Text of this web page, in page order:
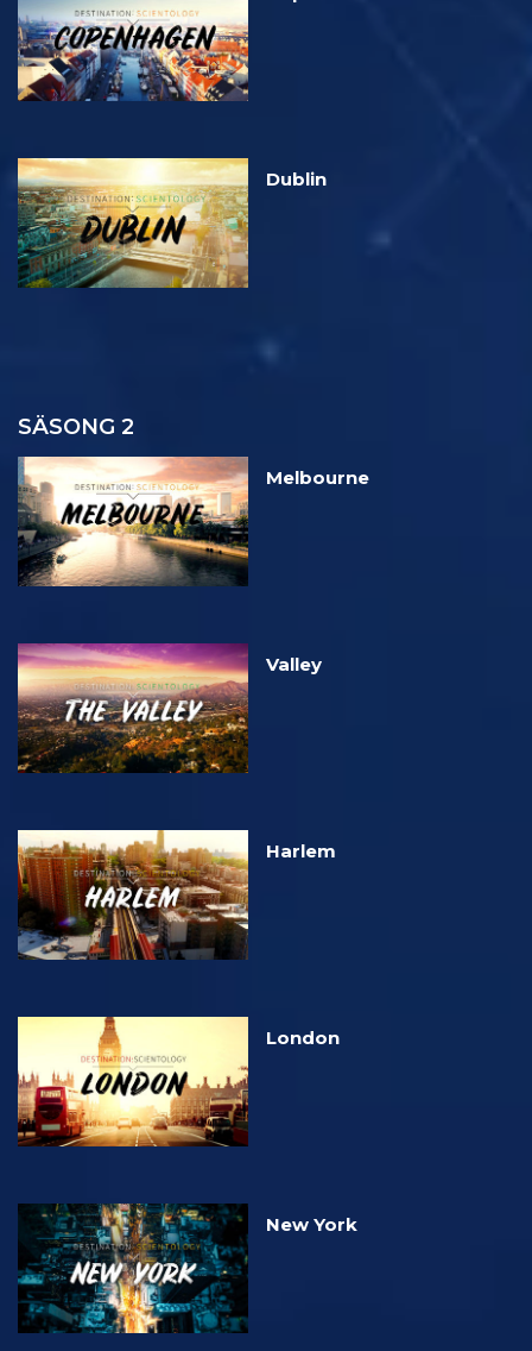
Dublin
SÄSONG 2
Melbourne
Valley
Harlem
London
New York